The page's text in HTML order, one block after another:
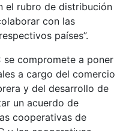
el rubro de distribución
con las
países”.
se compromete a poner
a cargo del comercio
y del desarrollo de
un acuerdo de
cooperativas de